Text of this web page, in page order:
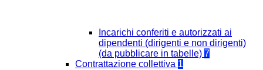
Incarichi conferiti e autorizzati ai
dipendenti (dirigenti e non dirigenti)
(da pubblicare in tabelle) 7
Contrattazione collettiva 1